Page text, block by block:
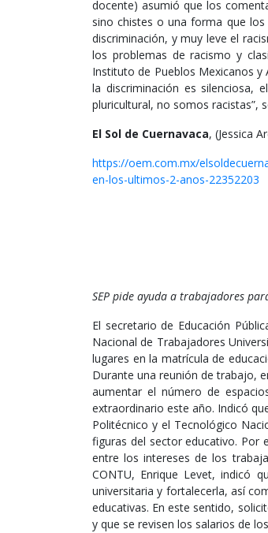
docente) asumió que los
sino chistes o una forma que los
discriminación, y muy leve el
los problemas de racismo y
Instituto de Pueblos Mexicanos y
la discriminación es silenciosa,
pluricultural, no somos racistas”,
El Sol de Cuernavaca, (Jessica
https://oem.com.mx/
en-los-ultimos-2-anos-22352203
SEP pide ayuda a trabajadores
El secretario de Educación
Nacional de Trabajadores
lugares en la matrícula de
Durante una reunión de trabajo,
aumentar el número de
extraordinario este año. Indicó
Politécnico y el Tecnológico
figuras del sector educativo. Por
entre los intereses de los
CONTU, Enrique Levet, indicó
universitaria y fortalecerla, así
educativas. En este sentido,
y que se revisen los salarios de